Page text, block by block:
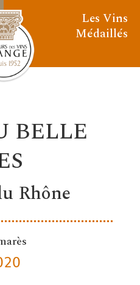
Les Vins
Médaillés
BELLE
Rhône